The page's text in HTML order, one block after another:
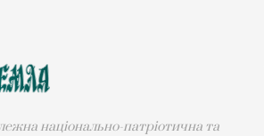
національно-патріотична та